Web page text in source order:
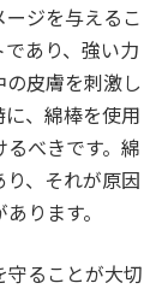
ジを与えるこ
あり、強い力
皮膚を刺激し
、綿棒を使用
べきです。綿
、それが原因
ります。
ることが大切